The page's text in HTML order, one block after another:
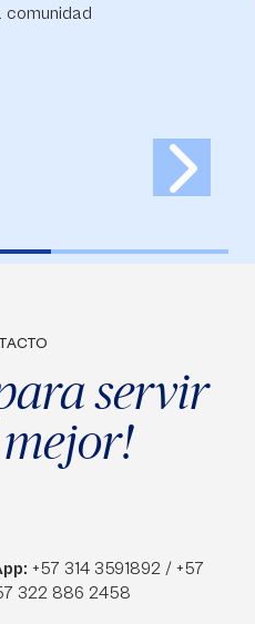
comunidad
servir
+57 314 3591892 / +57
322 886 2458